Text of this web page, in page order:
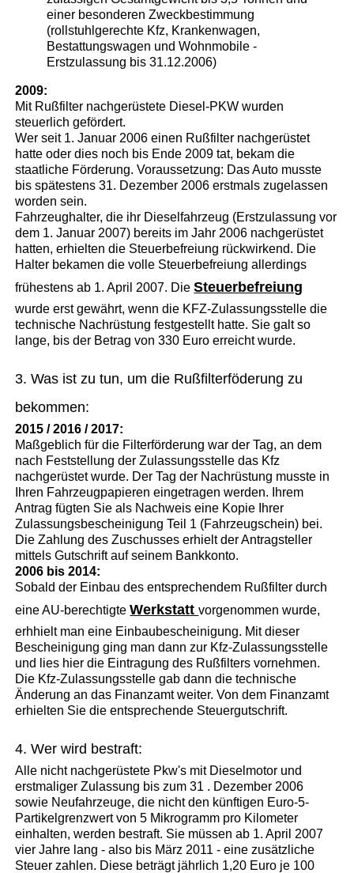
einer besonderen Zweckbestimmung
(rollstuhlgerechte Kfz, Krankenwagen,
Bestattungswagen und Wohnmobile -
Erstzulassung bis 31.12.2006)
2009:
Mit Rußfilter nachgerüstete Diesel-PKW wurden
steuerlich gefördert.
Wer seit 1. Januar 2006 einen Rußfilter nachgerüstet
hatte oder dies noch bis Ende 2009 tat, bekam die
staatliche Förderung. Voraussetzung: Das Auto musste
bis spätestens 31. Dezember 2006 erstmals zugelassen
worden sein.
Fahrzeughalter, die ihr Dieselfahrzeug (Erstzulassung vor
dem 1. Januar 2007) bereits im Jahr 2006 nachgerüstet
hatten, erhielten die Steuerbefreiung rückwirkend. Die
Halter bekamen die volle Steuerbefreiung allerdings
frühestens ab 1. April 2007. DieSteuerbefreiung
wurde erst gewährt, wenn die KFZ-Zulassungsstelle die
technische Nachrüstung festgestellt hatte. Sie galt so
lange, bis der Betrag von 330 Euro erreicht wurde.
3. Was ist zu tun, um die Rußfilterföderung zu
bekommen:
2015 / 2016 / 2017:
Maßgeblich für die Filterförderung war der Tag, an dem
nach Feststellung der Zulassungsstelle das Kfz
nachgerüstet wurde. Der Tag der Nachrüstung musste in
Ihren Fahrzeugpapieren eingetragen werden. Ihrem
Antrag fügten Sie als Nachweis eine Kopie Ihrer
Zulassungsbescheinigung Teil 1 (Fahrzeugschein) bei.
Die Zahlung des Zuschusses erhielt der Antragsteller
mittels Gutschrift auf seinem Bankkonto.
2006 bis 2014:
Sobald der Einbau des entsprechendem Rußfilter durch
eine AU-berechtigteWerkstattvorgenommen wurde,
erhhielt man eine Einbaubescheinigung. Mit dieser
Bescheinigung ging man dann zur Kfz-Zulassungsstelle
und lies hier die Eintragung des Rußfilters vornehmen.
Die Kfz-Zulassungsstelle gab dann die technische
Änderung an das Finanzamt weiter. Von dem Finanzamt
erhielten Sie die entsprechende Steuergutschrift.
4. Wer wird bestraft:
Alle nicht nachgerüstete Pkw's mit Dieselmotor und
erstmaliger Zulassung bis zum 31 . Dezember 2006
sowie Neufahrzeuge, die nicht den künftigen Euro-5-
Partikelgrenzwert von 5 Mikrogramm pro Kilometer
einhalten, werden bestraft. Sie müssen ab 1. April 2007
vier Jahre lang - also bis März 2011 - eine zusätzliche
Steuer zahlen. Diese beträgt jährlich 1,20 Euro je 100